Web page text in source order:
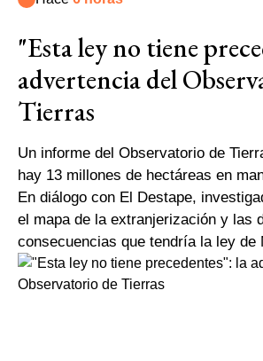
"Esta ley no tiene
advertencia del
Tierras
Un informe del Observatorio de
hay 13 millones de hectáreas en
En diálogo con El Destape,
el mapa de la extranjerización y las
consecuencias que tendría la ley de